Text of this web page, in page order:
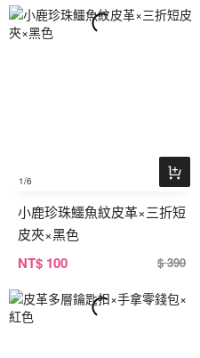
1/6
小鹿珍珠鱷魚紋皮革×三折短
皮夾×黑色
NT$ 100 $ 390